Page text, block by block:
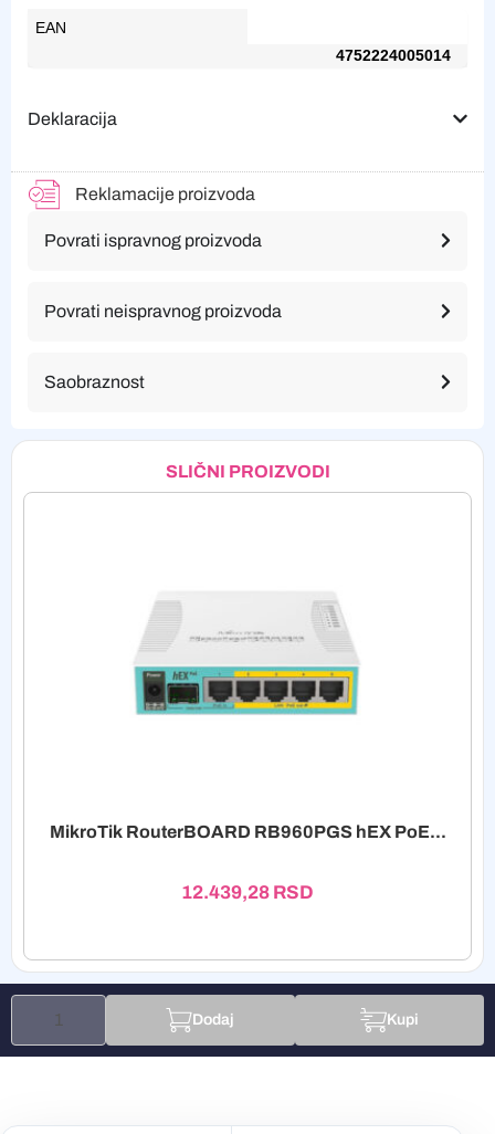
EAN
4752224005014
Deklaracija
Reklamacije proizvoda
Povrati ispravnog proizvoda
Povrati neispravnog proizvoda
Saobraznost
SLIČNI PROIZVODI
MikroTik RouterBOARD RB960PGS hEX PoE...
12.439,28 RSD
Dodaj Kupi